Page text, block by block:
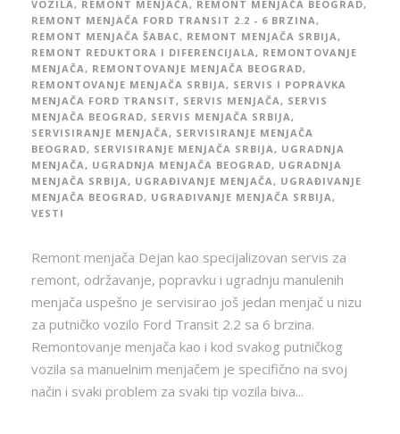
VOZILA, REMONT MENJAČA, REMONT MENJAČA BEOGRAD,
REMONT MENJAČA FORD TRANSIT 2.2 - 6 BRZINA,
REMONT MENJAČA ŠABAC, REMONT MENJAČA SRBIJA,
REMONT REDUKTORA I DIFERENCIJALA, REMONTOVANJE
MENJAČA, REMONTOVANJE MENJAČA BEOGRAD,
REMONTOVANJE MENJAČA SRBIJA, SERVIS I POPRAVKA
MENJAČA FORD TRANSIT, SERVIS MENJAČA, SERVIS
MENJAČA BEOGRAD, SERVIS MENJAČA SRBIJA,
SERVISIRANJE MENJAČA, SERVISIRANJE MENJAČA
BEOGRAD, SERVISIRANJE MENJAČA SRBIJA, UGRADNJA
MENJAČA, UGRADNJA MENJAČA BEOGRAD, UGRADNJA
MENJAČA SRBIJA, UGRAĐIVANJE MENJAČA, UGRAĐIVANJE
MENJAČA BEOGRAD, UGRAĐIVANJE MENJAČA SRBIJA,
VESTI
Remont menjača Dejan kao specijalizovan servis za
remont, održavanje, popravku i ugradnju manulenih
menjača uspešno je servisirao još jedan menjač u nizu
za putničko vozilo Ford Transit 2.2 sa 6 brzina.
Remontovanje menjača kao i kod svakog putničkog
vozila sa manuelnim menjačem je specifično na svoj
način i svaki problem za svaki tip vozila biva...